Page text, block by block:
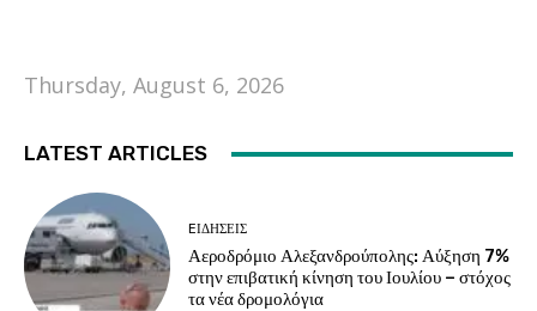
Thursday, August 6, 2026
LATEST ARTICLES
EΙΔΗΣΕΙΣ
Αεροδρόμιο Αλεξανδρούπολης: Αύξηση 7%
στην επιβατική κίνηση του Ιουλίου – στόχος
τα νέα δρομολόγια